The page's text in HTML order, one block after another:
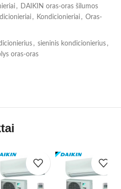
, DAIKIN oras-oras šilumos
, Kondicionieriai , Oras-
, sieninis kondicionierius ,
oras-oras